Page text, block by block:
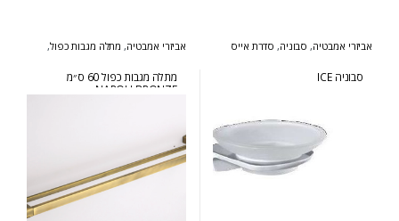
אביזרי אמבטיה, סבוניה, סדרת אייס
סבוניה ICE
אביזרי אמבטיה, מתלה מגבות כפול,
מתלה מגבות כפול 60 ס״מ
NAPOLI BRONZE